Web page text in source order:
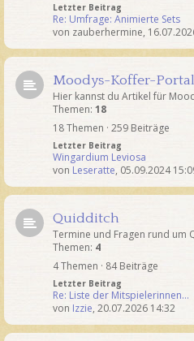
Letzter Beitrag
Re: Umfrage: Animierte Sets
von zauberhermine,
Moodys-Koffer-Portal
Hier kannst du Artikel für
Themen: 18
18 Themen · 259 Beiträge
Letzter Beitrag
Wingardium Leviosa
von Leseratte, 05.09.2024
Quidditch
Termine und Fragen rund um
Themen: 4
4 Themen · 84 Beiträge
Letzter Beitrag
Re: Liste der Mitspielerinnen…
von Izzie, 20.07.2026 14:32